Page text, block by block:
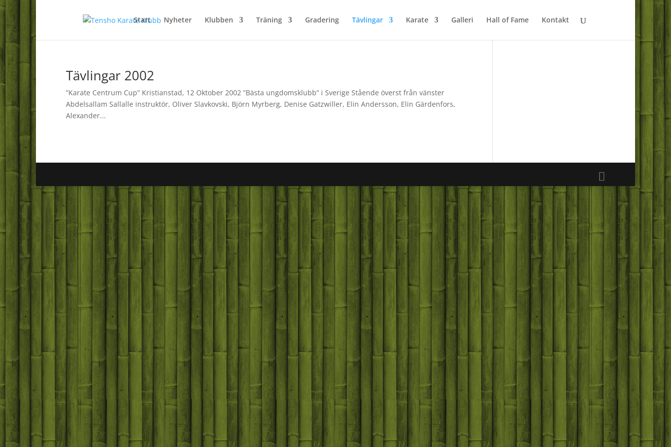
Start Nyheter Klubben Träning Gradering Tävlingar Karate Galleri Hall of Fame Kontakt
Tävlingar 2002
”Karate Centrum Cup” Kristianstad, 12 Oktober 2002 ”Bästa ungdomsklubb” i Sverige Stående överst från vänster
Abdelsallam Sallalle instruktör, Oliver Slavkovski, Björn Myrberg, Denise Gatzwiller, Elin Andersson, Elin Gärdenfors,
Alexander...